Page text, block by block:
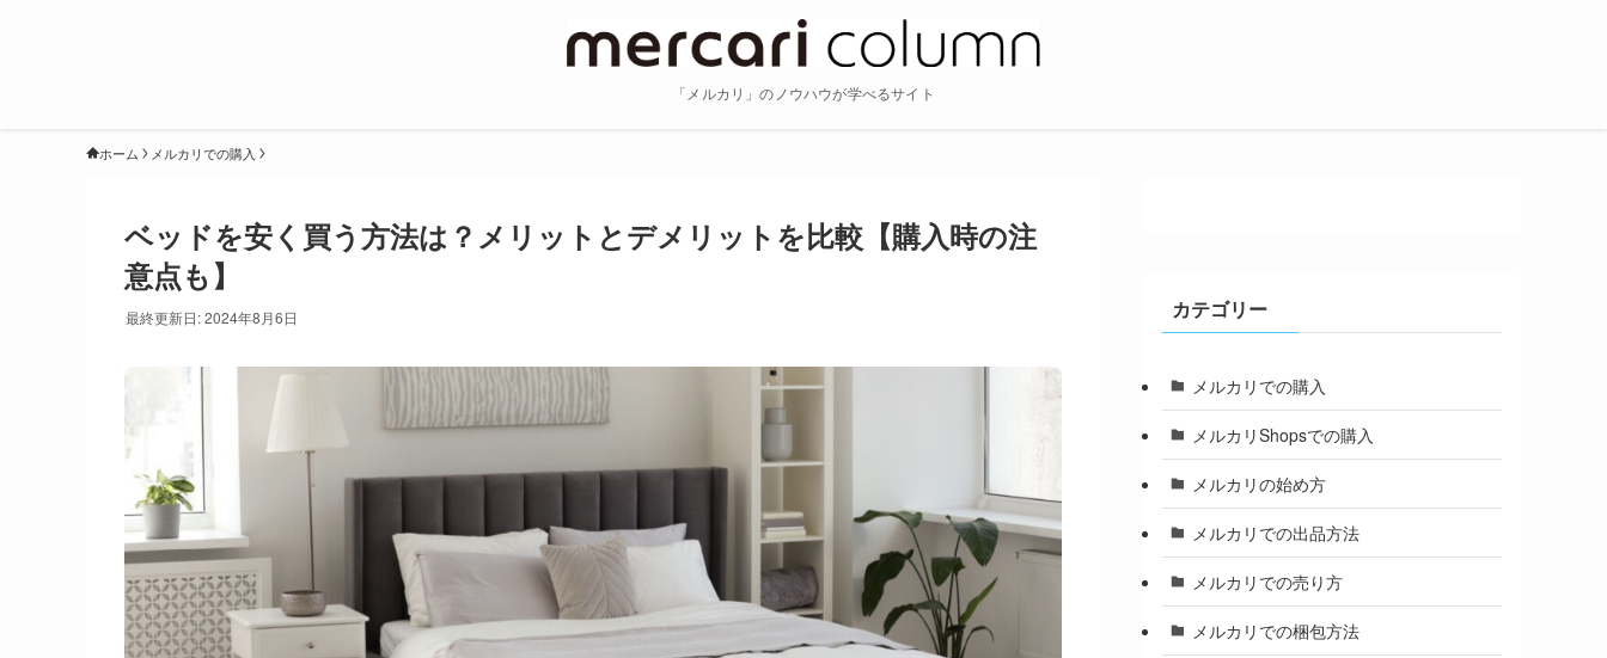
「メルカリ」のノウハウが学べるサイト
ホーム メルカリでの購入
ベッドを安く買う方法は？メリットとデメリットを比較【購入時の注
意点も】
最終更新日: 2024年8月6日 カテゴリー
メルカリでの購入
メルカリShopsでの購入
メルカリの始め方
メルカリでの出品方法
メルカリでの売り方
メルカリでの梱包方法